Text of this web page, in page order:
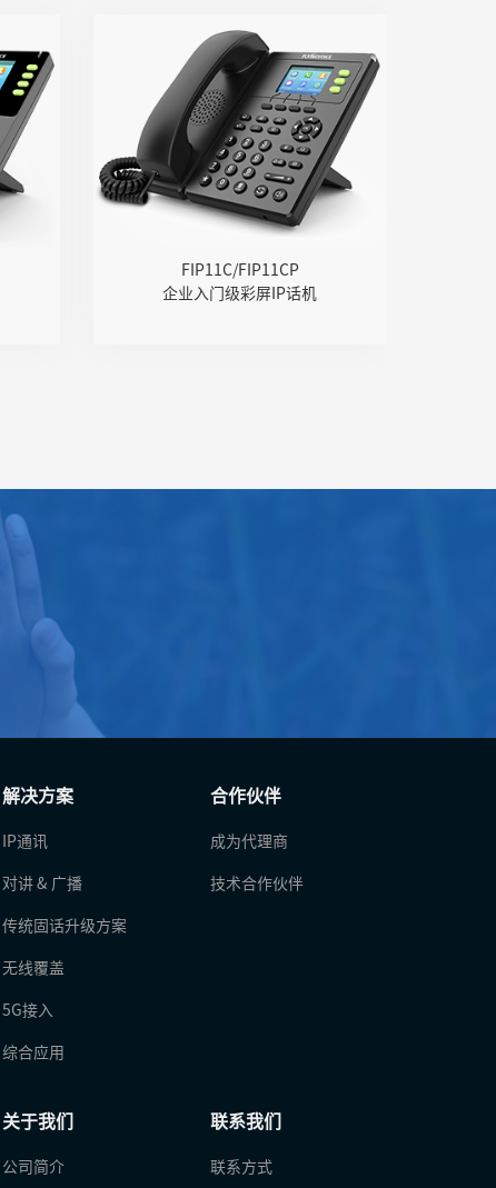
FIP11C/FIP11CP
企业入门级彩屏IP话机
FIP11C/FIP11CP
● 3个SIP账号，6个DSS键
● 双百兆网口，嵌入式2.4GHz
Wi-Fi
● 高清音质，支持Opus等宽频
编码
解决方案
IP通讯
对讲 & 广播
传统固话升级方案
无线覆盖
5G接入
综合应用
合作伙伴
成为代理商
技术合作伙伴
关于我们
公司简介
联系我们
联系方式